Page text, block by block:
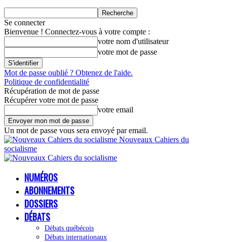
Se connecter
Bienvenue ! Connectez-vous à votre compte :
votre nom d'utilisateur
votre mot de passe
Mot de passe oublié ? Obtenez de l'aide.
Politique de confidentialité
Récupération de mot de passe
Récupérer votre mot de passe
votre email
Un mot de passe vous sera envoyé par email.
Nouveaux Cahiers du
socialisme
NUMÉROS
ABONNEMENTS
DOSSIERS
DÉBATS
Débats québécois
Débats internationaux